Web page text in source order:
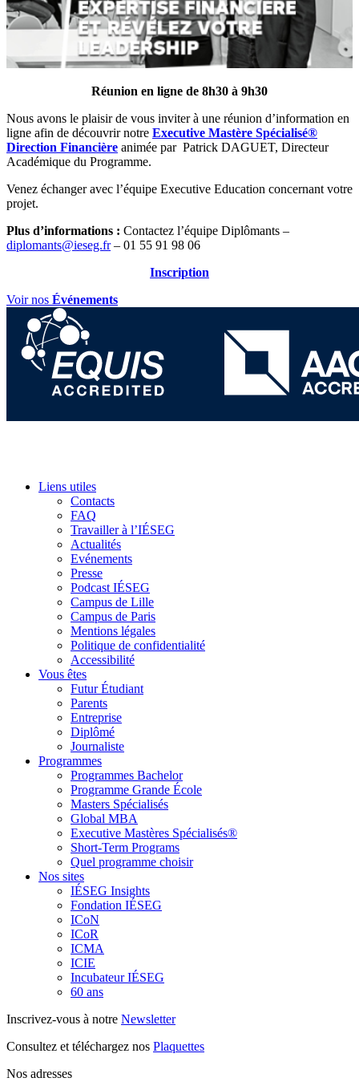
Réunion en ligne de 8h30 à 9h30
Nous avons le plaisir de vous inviter à une réunion d’information en
ligne afin de découvrir notre Executive Mastère Spécialisé®
Direction Financière animée par Patrick DAGUET, Directeur
Académique du Programme.
Venez échanger avec l’équipe Executive Education concernant votre
projet.
Plus d’informations : Contactez l’équipe Diplômants –
diplomants@ieseg.fr– 01 55 91 98 06
Inscription
Voir nos Événements
Liens utiles
Contacts
FAQ
Travailler à l’IÉSEG
Actualités
Evénements
Presse
Podcast IÉSEG
Campus de Lille
Campus de Paris
Mentions légales
Politique de confidentialité
Accessibilité
Vous êtes
Futur Étudiant
Parents
Entreprise
Diplômé
Journaliste
Programmes
Programmes Bachelor
Programme Grande École
Masters Spécialisés
Global MBA
Executive Mastères Spécialisés®
Short-Term Programs
Quel programme choisir
Nos sites
IÉSEG Insights
Fondation IÉSEG
ICoN
ICoR
ICMA
ICIE
Incubateur IÉSEG
60 ans
Inscrivez-vous à notre Newsletter
Consultez et téléchargez nos Plaquettes
Nos adresses